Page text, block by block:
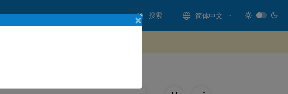
搜索 简体中文
×